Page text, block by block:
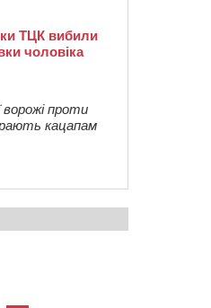
ТЦК вибили
чоловіка
ворожі проти
кацапам